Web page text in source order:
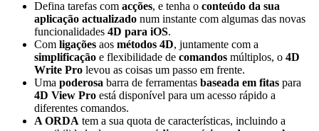
Defina tarefas com acções, e tenha o conteúdo da sua
aplicação actualizado num instante com algumas das novas
funcionalidades 4D para iOS.
Com ligações aos métodos 4D, juntamente com a
simplificação e flexibilidade de comandos múltiplos, o 4D
Write Pro levou as coisas um passo em frente.
Uma poderosa barra de ferramentas baseada em fitas para
4D View Pro está disponível para um acesso rápido a
diferentes comandos.
A ORDA tem a sua quota de características, incluindo a